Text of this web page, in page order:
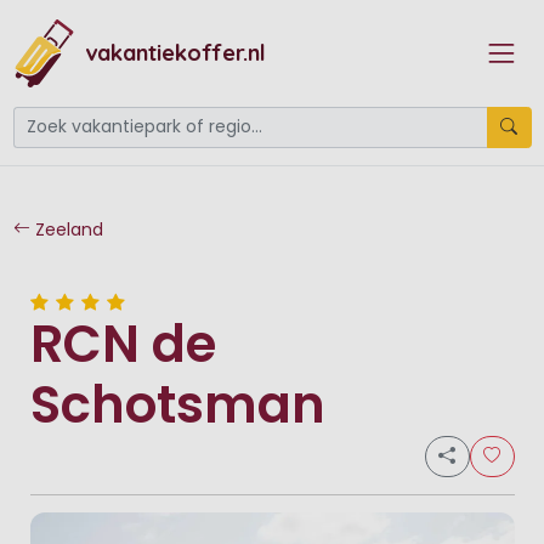
vakantiekoffer.nl
Zeeland
RCN de
Schotsman